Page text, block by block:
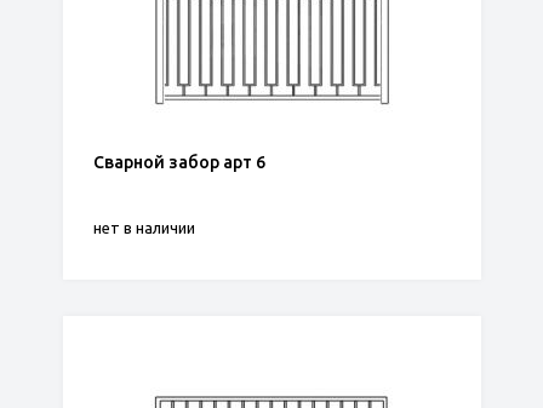
Сварной забор арт 6
нет в наличии